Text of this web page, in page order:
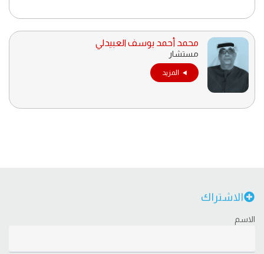
محمد أحمد يوسف العبيدلي
مستشار
المزيد
الاشتراك
الاسم